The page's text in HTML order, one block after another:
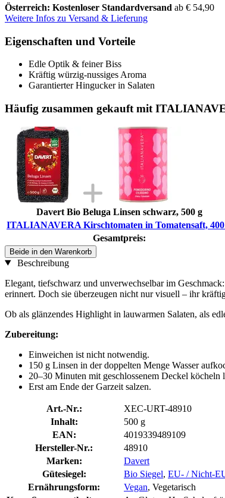
Österreich: Kostenloser Standardversand ab € 54,90
Weitere Infos zu Versand & Lieferung
Eigenschaften und Vorteile
Edle Optik & feiner Biss
Kräftig würzig-nussiges Aroma
Garantierter Hingucker in Salaten
Häufig zusammen gekauft mit
Davert Bio Beluga Linsen schwarz, 500 g
ITALIANAVERA Kirschtomaten in Tomatensaft,
Gesamtpreis:
Beide in den Warenkorb
Beschreibung
Elegant, tiefschwarz und unverwechselbar im
erinnert. Doch sie überzeugen nicht nur visuell – ihr
Ob als glänzendes Highlight in lauwarmen Salaten, als
Zubereitung:
Einweichen ist nicht notwendig.
150 g Linsen in der doppelten Menge Wasser
20–30 Minuten mit geschlossenem Deckel köcheln
Erst am Ende der Garzeit salzen.
Art.-Nr.:
XEC-URT-48910
Inhalt:
500 g
EAN:
4019339489109
Hersteller-Nr.:
48910
Marken:
Davert
Gütesiegel:
Bio Siegel, EU- / Nicht-
Ernährungsform:
Vegan, Vegetarisch